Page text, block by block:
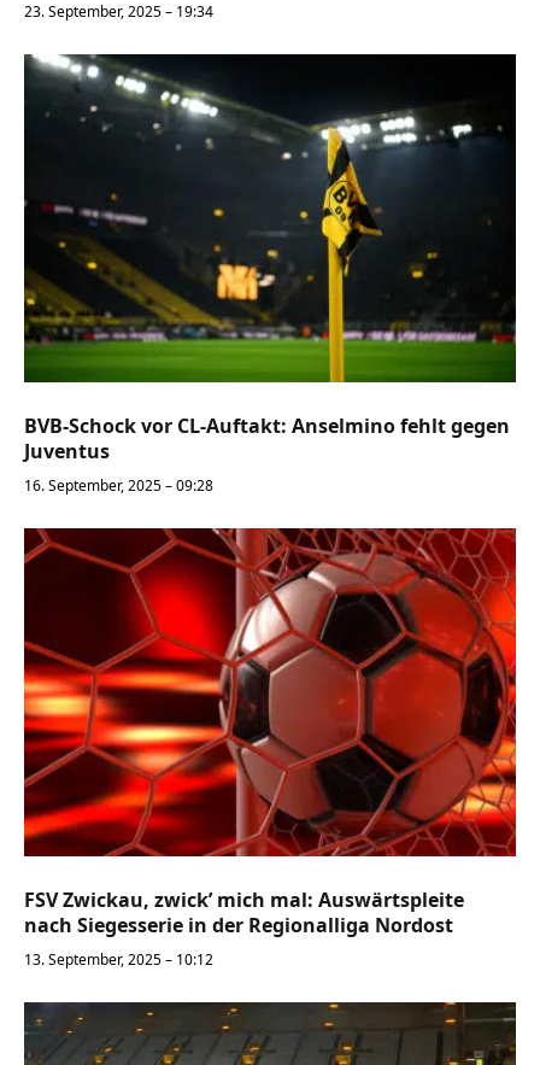
23. September, 2025 – 19:34
BVB-Schock vor CL-Auftakt: Anselmino fehlt gegen
Juventus
16. September, 2025 – 09:28
FSV Zwickau, zwick’ mich mal: Auswärtspleite
nach Siegesserie in der Regionalliga Nordost
13. September, 2025 – 10:12